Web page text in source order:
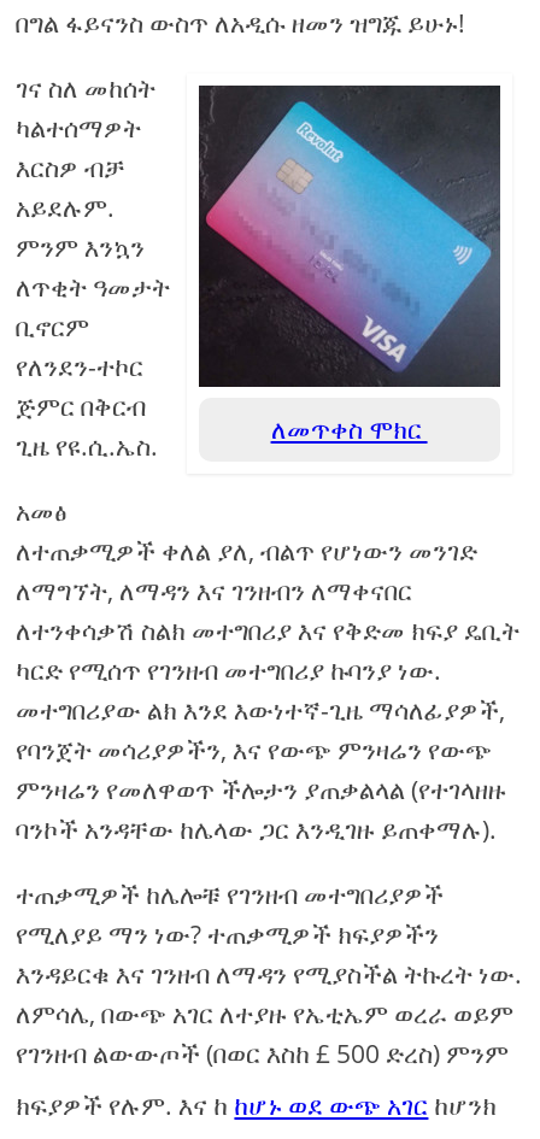
በግል ፋይናንስ ውስጥ ለአዲሱ ዘመን ዝግጁ ይሁኑ!
ለመጥቀስ ሞክር
ገና ስለ መከሰት
ካልተሰማዎት
እርስዎ ብቻ
አይደሉም.
ምንም እንኳን
ለጥቂት ዓመታት
ቢኖርም
የለንደን-ተኮር
ጅምር በቅርብ
ጊዜ የዩ.ሲ.ኤስ.
አመፅ
ለተጠቃሚዎች ቀለል ያለ, ብልጥ የሆነውን መንገድ
ለማግኘት, ለማዳን እና ገንዘብን ለማቀናበር
ለተንቀሳቃሽ ስልክ መተግበሪያ እና የቅድመ ክፍያ ዴቢት
ካርድ የሚሰጥ የገንዘብ መተግበሪያ ኩባንያ ነው.
መተግበሪያው ልክ እንደ እውነተኛ-ጊዜ ማሳለፊያዎች,
የባንጀት መሳሪያዎችን, እና የውጭ ምንዛሬን የውጭ
ምንዛሬን የመለዋወጥ ችሎታን ያጠቃልላል (የተገላዘዙ
ባንኮች አንዳቸው ከሌላው ጋር እንዲገዙ ይጠቀማሉ).
ተጠቃሚዎች ከሌሎቹ የገንዘብ መተግበሪያዎች
የሚለያይ ማን ነው? ተጠቃሚዎች ክፍያዎችን
እንዳይርቁ እና ገንዘብ ለማዳን የሚያስችል ትኩረት ነው.
ለምሳሌ, በውጭ አገር ለተያዙ የኤቲኤም ወረራ ወይም
የገንዘብ ልውውጦች (በወር እስከ £ 500 ድረስ) ምንም
ክፍያዎች የሉም. እና ከ ከሆኑ ወደ ውጭ አገር ከሆንክ